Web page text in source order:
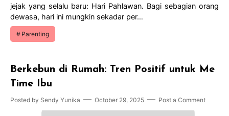
jejak yang selalu baru: Hari Pahlawan. Bagi sebagian orang
dewasa, hari ini mungkin sekadar per…
Parenting
Berkebun di Rumah: Tren Positif untuk Me
Time Ibu
Posted by Sendy Yunika October 29, 2025 Post a Comment